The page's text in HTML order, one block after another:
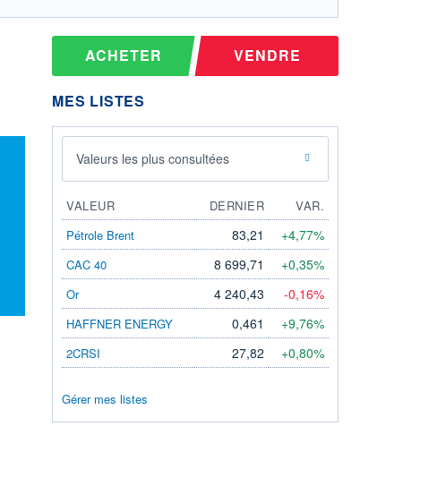
ACHETER VENDRE
MES LISTES
Valeurs les plus consultées
VALEUR DERNIER
VAR.
Pétrole Brent
83,21 +4,77%
CAC 40 8 699,71 +0,35%
Or 4 240,43 -0,16%
HAFFNER ENERGY 0,461 +9,76%
2CRSI 27,82 +0,80%
Gérer mes listes